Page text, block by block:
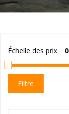
Échelle des prix
Filtre